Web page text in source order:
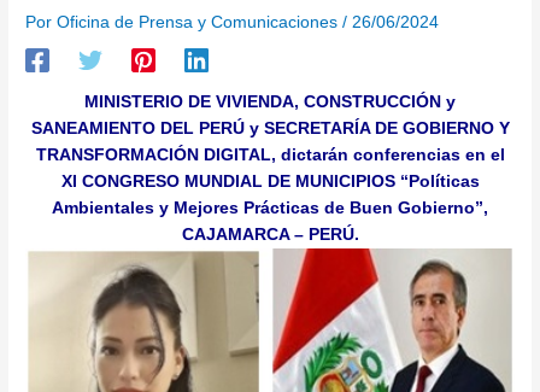
PorOficina de Prensa y Comunicaciones/26/06/2024
MINISTERIO DE VIVIENDA, CONSTRUCCIÓN y
SANEAMIENTO DEL PERÚ y SECRETARÍA DE GOBIERNO Y
TRANSFORMACIÓN DIGITAL, dictarán conferencias en el
XI CONGRESO MUNDIAL DE MUNICIPIOS “Políticas
Ambientales y Mejores Prácticas de Buen Gobierno”,
CAJAMARCA – PERÚ.